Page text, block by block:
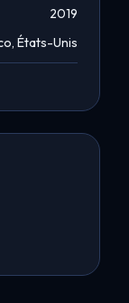
2019
États-Unis